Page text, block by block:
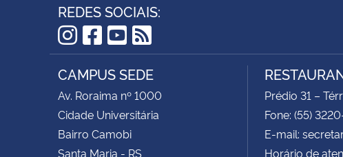
REDES SOCIAIS:
Instagram
Facebook
YouTube
RSS
CAMPUS SEDE
Av. Roraima nº 1000
Cidade Universitária
Bairro Camobi
Santa Maria - RS
Prédio 31 –
Fone: (55)
E-mail:
Horário de